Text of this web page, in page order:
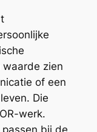
waarde zien
of een
Die
werk.